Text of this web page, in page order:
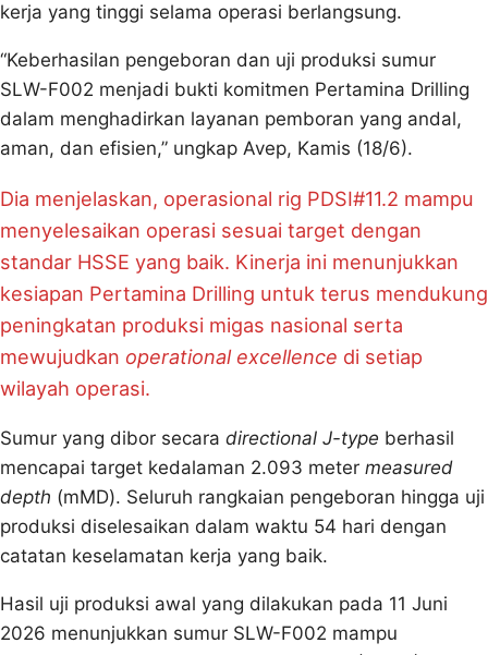
kerja yang tinggi selama operasi berlangsung.
“Keberhasilan pengeboran dan uji produksi sumur
SLW-F002 menjadi bukti komitmen Pertamina Drilling
dalam menghadirkan layanan pemboran yang andal,
aman, dan efisien,” ungkap Avep, Kamis (18/6).
Dia menjelaskan, operasional rig PDSI#11.2 mampu
menyelesaikan operasi sesuai target dengan
standar HSSE yang baik. Kinerja ini menunjukkan
kesiapan Pertamina Drilling untuk terus mendukung
peningkatan produksi migas nasional serta
mewujudkan operational excellence di setiap
wilayah operasi.
Sumur yang dibor secara directional J-type berhasil
mencapai target kedalaman 2.093 meter measured
depth (mMD). Seluruh rangkaian pengeboran hingga uji
produksi diselesaikan dalam waktu 54 hari dengan
catatan keselamatan kerja yang baik.
Hasil uji produksi awal yang dilakukan pada 11 Juni
2026 menunjukkan sumur SLW-F002 mampu